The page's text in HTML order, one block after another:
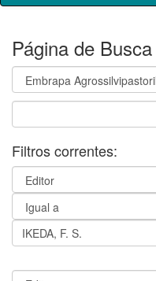
Página de Busca
Filtros correntes: